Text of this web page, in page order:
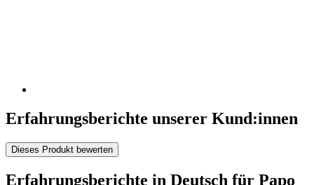
Erfahrungsberichte unserer Kund:innen
Dieses Produkt bewerten
Erfahrungsberichte in Deutsch für Papo